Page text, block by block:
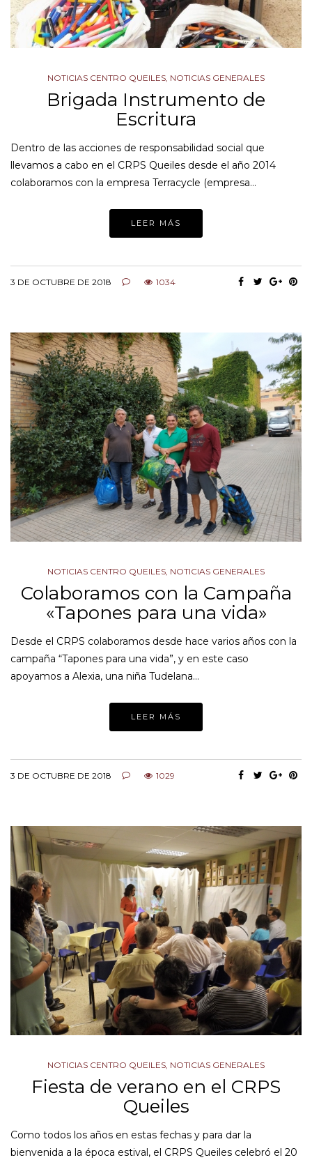
NOTICIAS CENTRO QUEILES, NOTICIAS GENERALES
Brigada Instrumento de
Escritura
Dentro de las acciones de responsabilidad social que
llevamos a cabo en el CRPS Queiles desde el año 2014
colaboramos con la empresa Terracycle (empresa…
LEER MÁS
3 DE OCTUBRE DE 2018 1034
NOTICIAS CENTRO QUEILES, NOTICIAS GENERALES
Colaboramos con la Campaña
«Tapones para una vida»
Desde el CRPS colaboramos desde hace varios años con la
campaña “Tapones para una vida”, y en este caso
apoyamos a Alexia, una niña Tudelana…
LEER MÁS
3 DE OCTUBRE DE 2018 1029
NOTICIAS CENTRO QUEILES, NOTICIAS GENERALES
Fiesta de verano en el CRPS
Queiles
Como todos los años en estas fechas y para dar la
bienvenida a la época estival, el CRPS Queiles celebró el 20